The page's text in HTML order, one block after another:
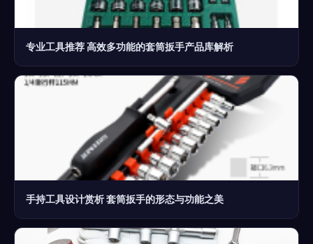
专业工具推荐 高效多功能的套筒扳手产品库解析
手持工具设计赏析 套筒扳手的形态与功能之美